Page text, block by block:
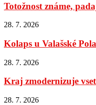
Totožnost známe,
28. 7. 2026
Kolaps u Valašské
28. 7. 2026
Kraj zmodernizuje
28. 7. 2026